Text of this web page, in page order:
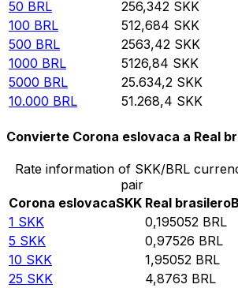
50 BRL 256,342 SKK
100 BRL 512,684 SKK
500 BRL 2563,42 SKK
1000 BRL 5126,84 SKK
5000 BRL 25.634,2 SKK
10.000 BRL 51.268,4 SKK
Convierte Corona eslovaca a Real
Rate information of SKK/BRL
pair
Corona eslovacaSKK Real brasilero
1 SKK 0,195052 BRL
5 SKK 0,97526 BRL
10 SKK 1,95052 BRL
25 SKK 4,8763 BRL